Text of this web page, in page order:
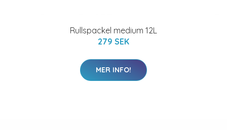
Rullspackel medium 12L
279 SEK
MER INFO!